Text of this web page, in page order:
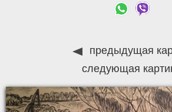
предыдущая
следующая